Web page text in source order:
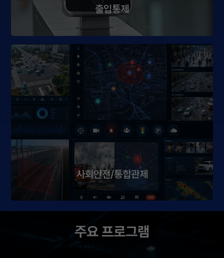
출입통제
사회안전/통합관제
주요 프로그램